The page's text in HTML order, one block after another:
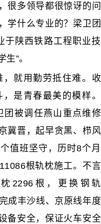
很多领导都很惊讶的问
学什么专业的？梁卫团
于陕西铁路工程职业技
”。
就用勤劳抵住难。收
是青春最美的模样。
团被调任燕山重点维修
冀晋，起早贪黑、栉风
值班坚守，历时8个月
根轨枕施工。不言
2296根，更换钢轨
成丰沙线、京原线年度
备安全，保证火车安全